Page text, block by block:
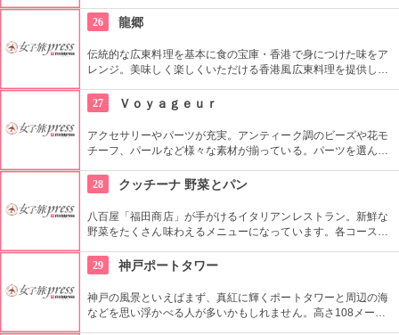
す。功夫スーツやチャイナ服はデザインやサイズも豊富で子供
用もあります。風水グッツも充実していてパワースポットとし
ても人気のお店です。
26 龍郷
伝統的な広東料理を基本に食の宝庫・香港で身につけた味をア
レンジ。美味しく楽しくいただける香港風広東料理を提供して
作りながらも、明るくてアットホームな感じがします。家族や
親戚の集まりでも使えそうですね。
27 Ｖｏｙａｇｅｕｒ
アクセサリーやパーツが充実。アンティーク調のビーズや花モ
チーフ、パールなど様々な素材が揃っている。パーツを選んで
ナルに挑戦してみて！
28 クッチーナ 野菜とパン
八百屋「福田商店」が手がけるイタリアンレストラン。新鮮な
野菜をたくさん味わえるメニューになっています。各コースで
選ぶことができます。丹精込めて作った自家製パンは食べ放
題！
29 神戸ポートタワー
神戸の風景といえばまず、真紅に輝くポートタワーと周辺の海
などを思い浮かべる人が多いかもしれません。高さ108メート